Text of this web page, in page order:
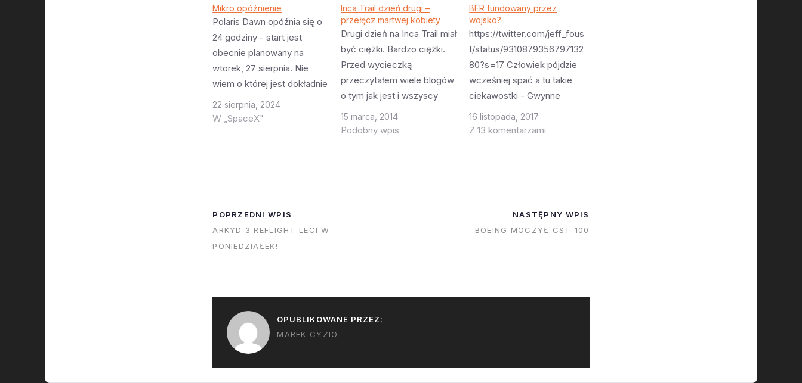
Mikro opóźnienie
Polaris Dawn opóźnia się o
24 godziny - start jest
obecnie planowany na
wtorek, 27 sierpnia. Nie
wiem o której jest dokładnie
start, ale spodziewam się
że o podobnej porze (3:38
22 sierpnia, 2024
W „SpaceX"
Inca Trail dzień drugi –
przełęcz martwej kobiety
Drugi dzień na Inca Trail miał
być ciężki. Bardzo ciężki.
Przed wycieczką
przeczytałem wiele blogów
o tym jak jest i wszyscy
opisują drugi dzień
wycieczki jako horror. Wiele
15 marca, 2014
Podobny wpis
BFR fundowany przez
wojsko?
https://twitter.com/jeff_fous
t/status/9310879356797132
80?s=17 Człowiek pójdzie
wcześniej spać a tu takie
ciekawostki - Gwynne
powiedziała że USAF
funduje rozwój silnika
wiedzieliśmy). Pojawił się
też "press kit" dla misji
16 listopada, 2017
Z 13 komentarzami
POPRZEDNI WPIS
ARKYD 3 REFLIGHT LECI W
PONIEDZIAŁEK!
NASTĘPNY WPIS
BOEING MOCZYŁ CST-100
OPUBLIKOWANE PRZEZ:
MAREK CYZIO